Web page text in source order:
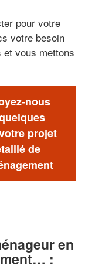
pour votre
votre besoin
vous mettons
nous
projet
de
en
: